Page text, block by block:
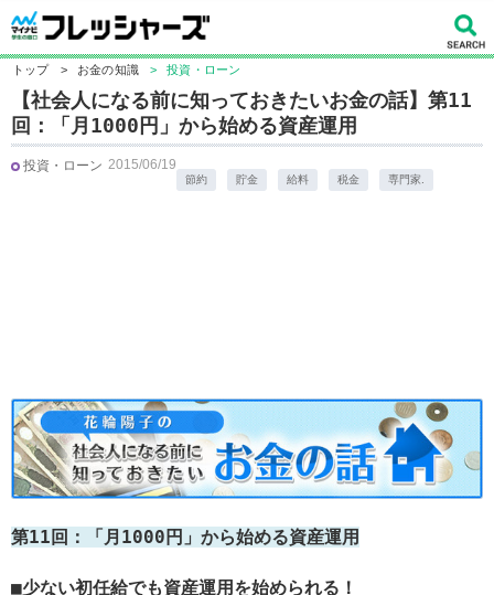
トップ > お金の知識 > 投資・ローン
【社会人になる前に知っておきたいお金の話】第11
回：「月1000円」から始める資産運用
投資・ローン 2015/06/19
節約 貯金 給料 税金 専門家.
第11回：「月1000円」から始める資産運用
■少ない初任給でも資産運用を始められる！